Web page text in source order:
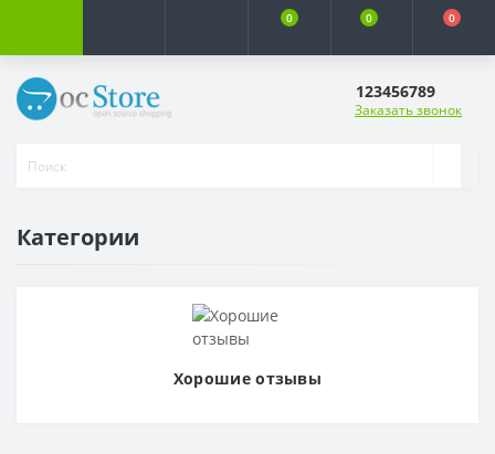
0 0 0
123456789
Заказать звонок
Категории
Хорошие отзывы